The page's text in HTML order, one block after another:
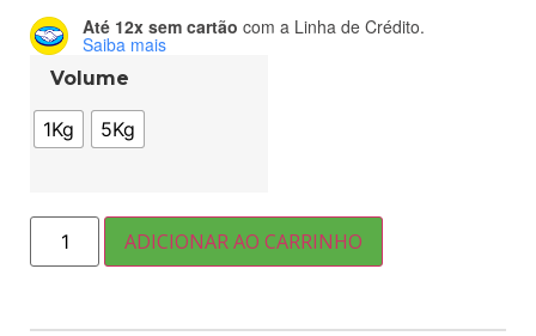
Até 12x sem cartão com a Linha de Crédito.
Saiba mais
Volume
1Kg 5Kg
ADICIONAR AO CARRINHO